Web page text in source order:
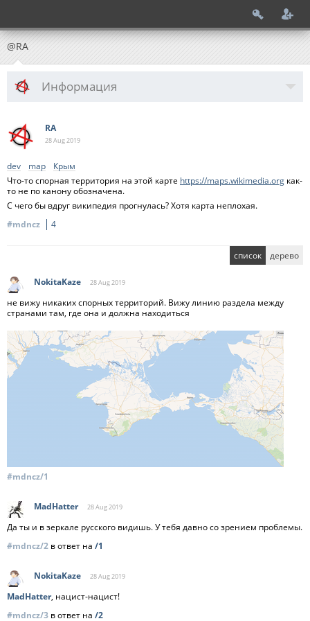
@RA
Информация
RA
28 Aug2019
dev map
Крым
Что-то спорная территория на этой карте https://maps.wikimedia.org как-
то не по канону обозначена.
С чего бы вдруг википедия прогнулась? Хотя карта неплохая.
#mdncz
4
список дерево
NokitaKaze 28 Aug2019
не вижу никаких спорных территорий. Вижу линию раздела между
странами там, где она и должна находиться
#mdncz/1
MadHatter 28 Aug2019
Да ты и в зеркале русского видишь. У тебя давно со зрением проблемы.
#mdncz/2 в ответ на /1
NokitaKaze 28 Aug2019
MadHatter, нацист-нацист!
#mdncz/3 в ответ на /2